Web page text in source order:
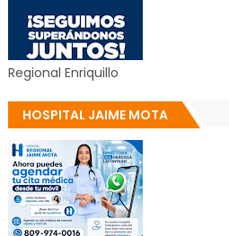
Regional Enriquillo
HOSPITAL JAIME MOTA